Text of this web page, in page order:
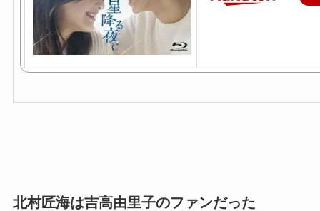
北村匠海は吉高由里子のファンだった